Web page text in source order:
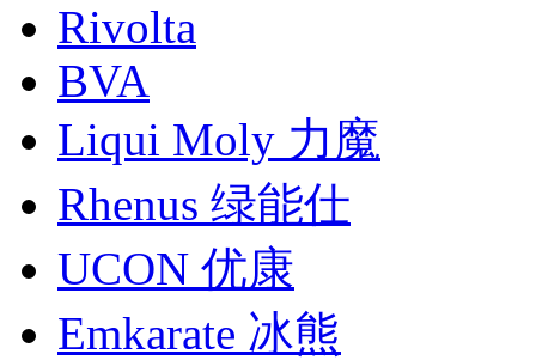
Rivolta
BVA
Liqui Moly 力魔
Rhenus 绿能仕
UCON 优康
Emkarate 冰熊